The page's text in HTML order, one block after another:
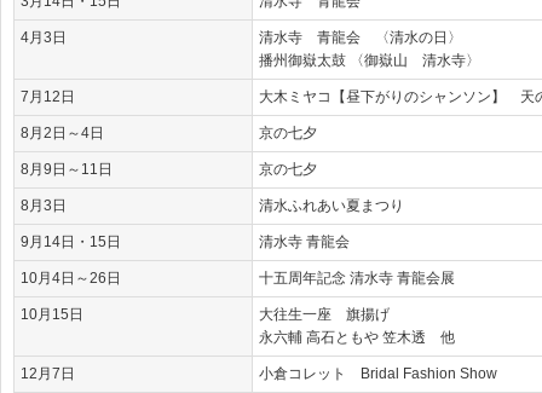
4月3日
清水寺 青龍会 〈清水の日〉
播州御嶽太鼓 〈御嶽山 清水寺〉
7月12日 大木ミヤコ【昼下がりのシャンソン】 天
8月2日～4日 京の七夕
8月9日～11日 京の七夕
8月3日 清水ふれあい夏まつり
9月14日・15日 清水寺 青龍会
10月4日～26日 十五周年記念 清水寺 青龍会展
10月15日
大往生一座 旗揚げ
永六輔 高石ともや 笠木透 他
12月7日 小倉コレット Bridal Fashion Show